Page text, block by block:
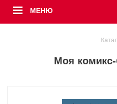
МЕНЮ
Моя